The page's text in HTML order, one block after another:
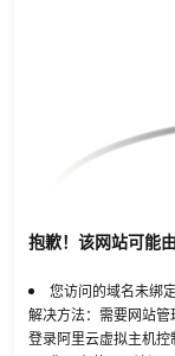
抱歉！该网站可能
您访问的域名未绑
解决方法：需要网站
登录阿里云虚拟主机控